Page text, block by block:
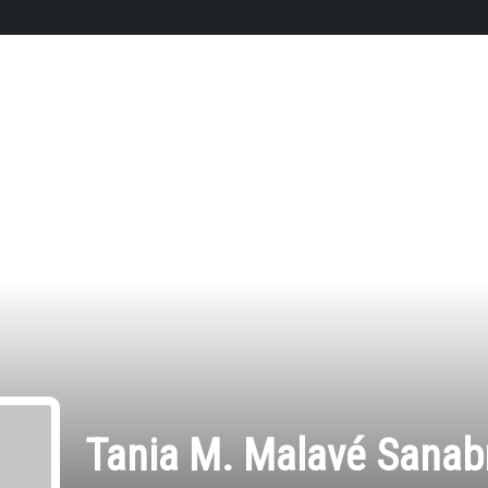
Tania M. Malavé